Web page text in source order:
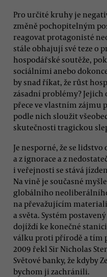
Pro určité kruhy je
změně pochopitelným
reagovat protagonisté
stále obhajují své teze o
hospodářské soutěže,
sociálními anebo
by snad říkat, že růst
zásadní problémy?
přece ve vlastním zájmu
podle nich sloužit
skutečnosti tragickou
Je nesporné, že se
a z ignorace a z
i veřejnosti se stává
Na vině je současné
globálního
na převažujícím
a světa. Systém
dojíždí ke konečné
válku proti přírodě a tím
2009 řekl Sir Nicholas
Světové banky, že kdyby
bychom ji zachránili.